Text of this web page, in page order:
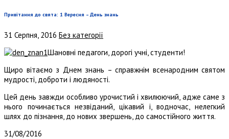
Привітання до свята: 1 Вересня – День знань
31 Серпня, 2016 Без категорії
Шановні педагоги, дорогі учні, студенти!
Щиро вітаємо з Днем знань – справжнім всенародним святом
мудрості, доброти і людяності.
Цей день завжди особливо урочистий і хвилюючий, адже саме з
нього починається незвіданий, цікавий і, водночас, нелегкий
шлях до пізнання, до нових звершень, до самостійного життя.
31/08/2016